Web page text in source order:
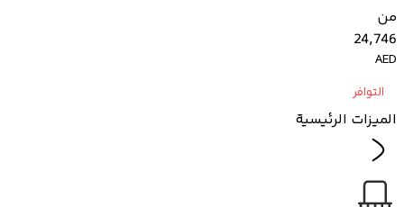
من
24,746
AED
التوافر
الميزات الرئيسية